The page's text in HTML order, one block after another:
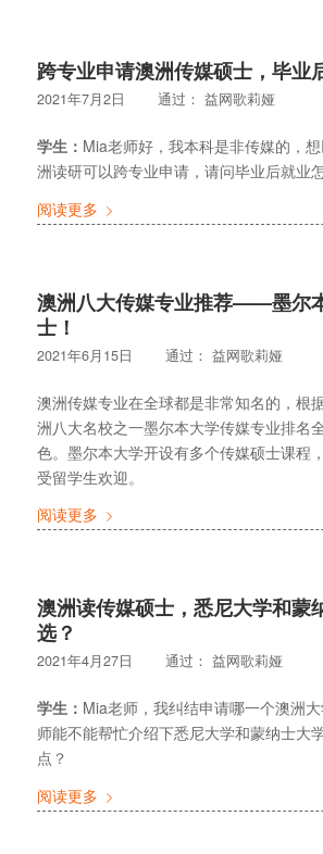
跨专业申请澳洲传媒硕士，毕业
2021年7月2日 通过： 益网歌莉娅
学生： Mia老师好，我本科是非传媒的，
洲读研可以跨专业申请，请问毕业后就业
阅读更多
澳洲八大传媒专业推荐——墨尔
士！
2021年6月15日 通过： 益网歌莉娅
澳洲传媒专业在全球都是非常知名的，根
洲八大名校之一墨尔本大学传媒专业排名
色。墨尔本大学开设有多个传媒硕士课程
受留学生欢迎。
阅读更多
澳洲读传媒硕士，悉尼大学和蒙
选？
2021年4月27日 通过： 益网歌莉娅
学生： Mia老师，我纠结申请哪一个澳洲
师能不能帮忙介绍下悉尼大学和蒙纳士大
点？
阅读更多